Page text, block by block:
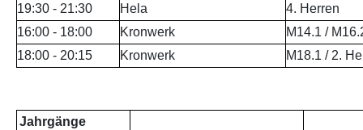
19:30 - 21:30
Hela
4. Herren
16:00 - 18:00
Kronwerk
M14.1 /
18:00 - 20:15
Kronwerk M18.1 / 2.
Jahrgänge